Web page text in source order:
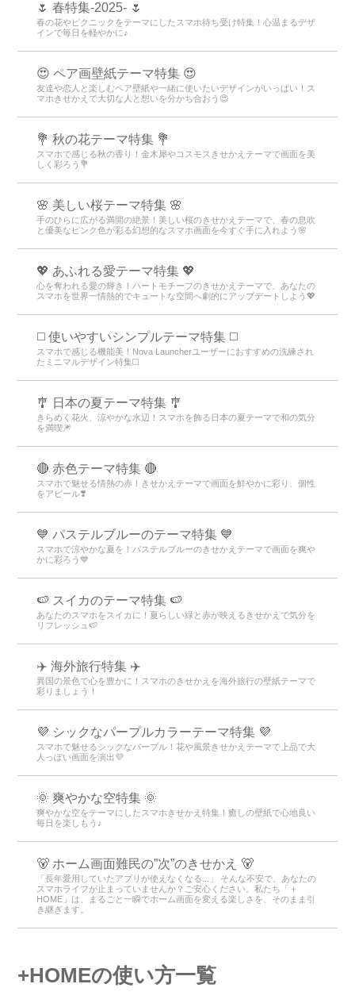
🌷 春特集-2025- 🌷
春の花やピクニックをテーマにしたスマホ待ち受け特集！心温まるデザ
インで毎日を軽やかに♪
😍 ペア画壁紙テーマ特集 😍
友達や恋人と楽しむペア壁紙や一緒に使いたいデザインがいっぱい！ス
マホきせかえで大切な人と想いを分かち合おう😍
💐 秋の花テーマ特集 💐
スマホで感じる秋の香り！金木犀やコスモスきせかえテーマで画面を美
しく彩ろう💐
🌸 美しい桜テーマ特集 🌸
手のひらに広がる満開の絶景！美しい桜のきせかえテーマで、春の息吹
と優美なピンク色が彩る幻想的なスマホ画面を今すぐ手に入れよう🌸
💖 あふれる愛テーマ特集 💖
心を奪われる愛の輝き！ハートモチーフのきせかえテーマで、あなたの
スマホを世界一情熱的でキュートな空間へ劇的にアップデートしよう💖
◻️ 使いやすいシンプルテーマ特集 ◻️
スマホで感じる機能美！Nova Launcherユーザーにおすすめの洗練され
たミニマルデザイン特集◻️
🎐 日本の夏テーマ特集 🎐
きらめく花火、涼やかな水辺！スマホを飾る日本の夏テーマで和の気分
を満喫🎆
🔴 赤色テーマ特集 🔴
スマホで魅せる情熱の赤！きせかえテーマで画面を鮮やかに彩り、個性
をアピール❣️
💙 パステルブルーのテーマ特集 💙
スマホで涼やかな夏を！パステルブルーのきせかえテーマで画面を爽や
かに彩ろう💙
🍉 スイカのテーマ特集 🍉
あなたのスマホをスイカに！夏らしい緑と赤が映えるきせかえで気分を
リフレッシュ🍉
✈️ 海外旅行特集 ✈️
異国の景色で心を豊かに！スマホのきせかえを海外旅行の壁紙テーマで
彩りましょう！
💜 シックなパープルカラーテーマ特集 💜
スマホで魅せるシックなパープル！花や風景きせかえテーマで上品で大
人っぽい画面を演出💜
🌞 爽やかな空特集 🌞
爽やかな空をテーマにしたスマホきせかえ特集！癒しの壁紙で心地良い
毎日を楽しもう♪
🐻 ホーム画面難民の”次”のきせかえ 🐻
「長年愛用していたアプリが使えなくなる...」 そんな不安で、あなたの
スマホライフが止まっていませんか？ご安心ください。私たち「＋
HOME」は、まるごと一瞬でホーム画面を変える楽しさを、そのまま引
き継ぎます。
+HOMEの使い方一覧